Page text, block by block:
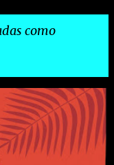
como